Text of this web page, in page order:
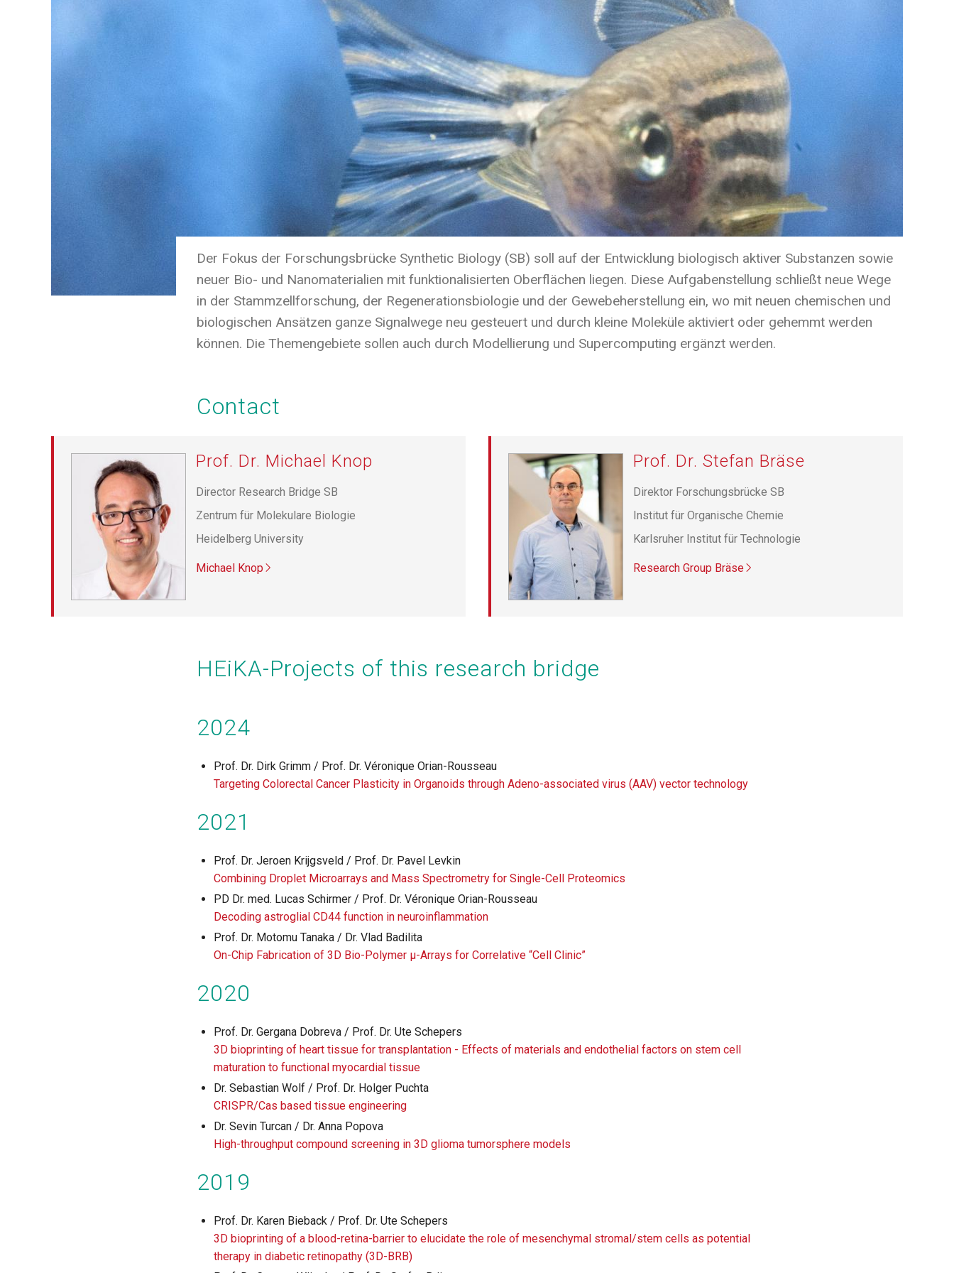
Der Fokus der Forschungsbrücke Synthetic Biology (SB) soll auf der Entwicklung biologisch aktiver Substanzen sowie
neuer Bio- und Nanomaterialien mit funktionalisierten Oberflächen liegen. Diese Aufgabenstellung schließt neue Wege
in der Stammzellforschung, der Regenerationsbiologie und der Gewebeherstellung ein, wo mit neuen chemischen und
biologischen Ansätzen ganze Signalwege neu gesteuert und durch kleine Moleküle aktiviert oder gehemmt werden
können. Die Themengebiete sollen auch durch Modellierung und Supercomputing ergänzt werden.
Contact
Prof. Dr. Michael Knop
Director Research Bridge SB
Zentrum für Molekulare Biologie
Heidelberg University
Michael Knop
Prof. Dr. Stefan Bräse
Direktor Forschungsbrücke SB
Institut für Organische Chemie
Karlsruher Institut für Technologie
Research Group Bräse
HEiKA-Projects of this research bridge
2024
Prof. Dr. Dirk Grimm / Prof. Dr. Véronique Orian-Rousseau
Targeting Colorectal Cancer Plasticity in Organoids through Adeno-associated virus (AAV) vector technology
2021
Prof. Dr. Jeroen Krijgsveld / Prof. Dr. Pavel Levkin
Combining Droplet Microarrays and Mass Spectrometry for Single-Cell Proteomics
PD Dr. med. Lucas Schirmer / Prof. Dr. Véronique Orian-Rousseau
Decoding astroglial CD44 function in neuroinflammation
Prof. Dr. Motomu Tanaka / Dr. Vlad Badilita
On-Chip Fabrication of 3D Bio-Polymer µ-Arrays for Correlative “Cell Clinic”
2020
Prof. Dr. Gergana Dobreva / Prof. Dr. Ute Schepers
3D bioprinting of heart tissue for transplantation - Effects of materials and endothelial factors on stem cell
maturation to functional myocardial tissue
Dr. Sebastian Wolf / Prof. Dr. Holger Puchta
CRISPR/Cas based tissue engineering
Dr. Sevin Turcan / Dr. Anna Popova
High-throughput compound screening in 3D glioma tumorsphere models
2019
Prof. Dr. Karen Bieback / Prof. Dr. Ute Schepers
3D bioprinting of a blood-retina-barrier to elucidate the role of mesenchymal stromal/stem cells as potential
therapy in diabetic retinopathy (3D-BRB)